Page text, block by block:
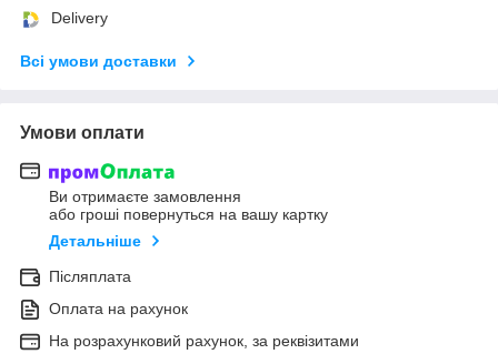
Delivery
Всі умови доставки
Умови оплати
Ви отримаєте замовлення
або гроші повернуться на вашу картку
Детальніше
Післяплата
Оплата на рахунок
На розрахунковий рахунок, за реквізитами